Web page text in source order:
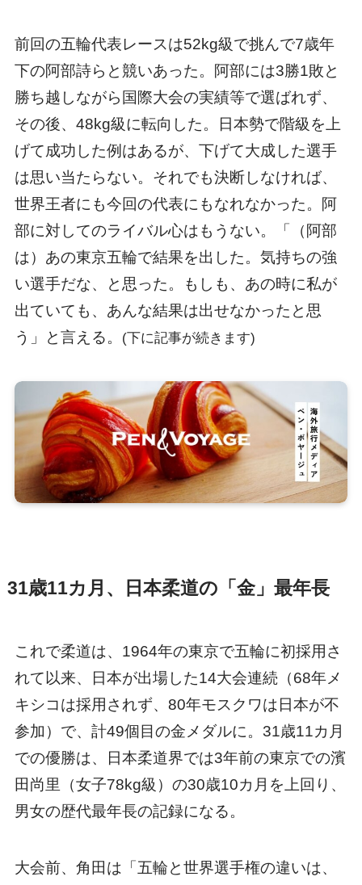
前回の五輪代表レースは52kg級で挑んで7歳年
下の阿部詩らと競いあった。阿部には3勝1敗と
勝ち越しながら国際大会の実績等で選ばれず、
その後、48kg級に転向した。日本勢で階級を上
げて成功した例はあるが、下げて大成した選手
は思い当たらない。それでも決断しなければ、
世界王者にも今回の代表にもなれなかった。阿
部に対してのライバル心はもうない。「（阿部
は）あの東京五輪で結果を出した。気持ちの強
い選手だな、と思った。もしも、あの時に私が
出ていても、あんな結果は出せなかったと思
う」と言える。
(下に記事が続きます)
31歳11カ月、日本柔道の「金」最年長
これで柔道は、1964年の東京で五輪に初採用さ
れて以来、日本が出場した14大会連続（68年メ
キシコは採用されず、80年モスクワは日本が不
参加）で、計49個目の金メダルに。31歳11カ月
での優勝は、日本柔道界では3年前の東京での濱
田尚里（女子78kg級）の30歳10カ月を上回り、
男女の歴代最年長の記録になる。
大会前、角田は「五輪と世界選手権の違いは、